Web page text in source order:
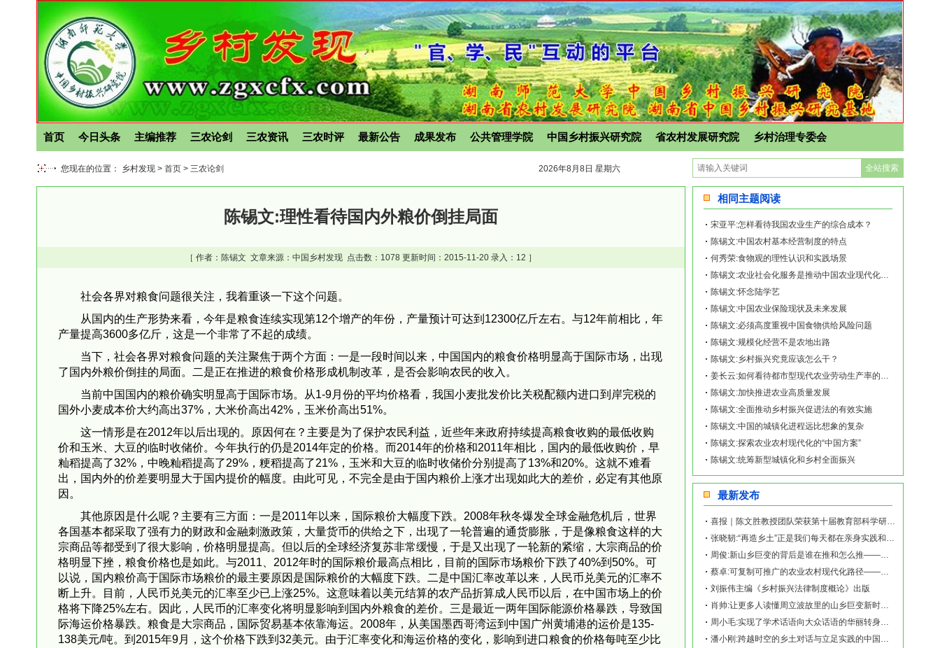
首页 今日头条 主编推荐 三农论剑 三农资讯 三农时评 最新公告 成果发布 公共管理学院 中国乡村振兴研究院 省农村发展研究院 乡村治理专委会
您现在的位置： 乡村发现 > 首页 > 三农论剑 2026年8月8日 星期六
陈锡文:理性看待国内外粮价倒挂局面
［ 作者： 陈锡文 文章来源：中国乡村发现 点击数： 1078 更新时间：2015-11-20 录入：12 ］
社会各界对粮食问题很关注，我着重谈一下这个问题。
从国内的生产形势来看，今年是粮食连续实现第12个增产的年份，产量预计可达到12300亿斤左右。与12年前相比，年
产量提高3600多亿斤，这是一个非常了不起的成绩。
当下，社会各界对粮食问题的关注聚焦于两个方面：一是一段时间以来，中国国内的粮食价格明显高于国际市场，出现
了国内外粮价倒挂的局面。二是正在推进的粮食价格形成机制改革，是否会影响农民的收入。
当前中国国内的粮价确实明显高于国际市场。从1-9月份的平均价格看，我国小麦批发价比关税配额内进口到岸完税的
国外小麦成本价大约高出37%，大米价高出42%，玉米价高出51%。
这一情形是在2012年以后出现的。原因何在？主要是为了保护农民利益，近些年来政府持续提高粮食收购的最低收购
价和玉米、大豆的临时收储价。今年执行的仍是2014年定的价格。而2014年的价格和2011年相比，国内的最低收购价，早
籼稻提高了32%，中晚籼稻提高了29%，粳稻提高了21%，玉米和大豆的临时收储价分别提高了13%和20%。这就不难看
出，国内外的价差要明显大于国内提价的幅度。由此可见，不完全是由于国内粮价上涨才出现如此大的差价，必定有其他原
因。
其他原因是什么呢？主要有三方面：一是2011年以来，国际粮价大幅度下跌。2008年秋冬爆发全球金融危机后，世界
各国基本都采取了强有力的财政和金融刺激政策，大量货币的供给之下，出现了一轮普遍的通货膨胀，于是像粮食这样的大
宗商品等都受到了很大影响，价格明显提高。但以后的全球经济复苏非常缓慢，于是又出现了一轮新的紧缩，大宗商品的价
格明显下挫，粮食价格也是如此。与2011、2012年时的国际粮价最高点相比，目前的国际市场粮价下跌了40%到50%。可
以说，国内粮价高于国际市场粮价的最主要原因是国际粮价的大幅度下跌。二是中国汇率改革以来，人民币兑美元的汇率不
断上升。目前，人民币兑美元的汇率至少已上涨25%。这意味着以美元结算的农产品折算成人民币以后，在中国市场上的价
格将下降25%左右。因此，人民币的汇率变化将明显影响到国内外粮食的差价。三是最近一两年国际能源价格暴跌，导致国
际海运价格暴跌。粮食是大宗商品，国际贸易基本依靠海运。2008年，从美国墨西哥湾运到中国广州黄埔港的运价是135-
138美元/吨。到2015年9月，这个价格下跌到32美元。由于汇率变化和海运价格的变化，影响到进口粮食的价格每吨至少比
相同主题阅读
宋亚平:怎样看待我国农业生产的综合成本？
陈锡文:中国农村基本经营制度的特点
何秀荣:食物观的理性认识和实践场景
陈锡文:农业社会化服务是推动中国农业现代化的关键力量
陈锡文:怀念陆学艺
陈锡文:中国农业保险现状及未来发展
陈锡文:必须高度重视中国食物供给风险问题
陈锡文:规模化经营不是农地出路
陈锡文:乡村振兴究竟应该怎么干？
姜长云:如何看待都市型现代农业劳动生产率的特殊性——以北京市为例
陈锡文:加快推进农业高质量发展
陈锡文:全面推动乡村振兴促进法的有效实施
陈锡文:中国的城镇化进程远比想象的复杂
陈锡文:探索农业农村现代化的“中国方案”
陈锡文:统筹新型城镇化和乡村全面振兴
最新发布
喜报｜陈文胜教授团队荣获第十届教育部科学研究优秀成果奖（人文社会科学）
张晓韧:“再造乡土”正是我们每天都在亲身实践和探索的事业——《再造乡土:历史坐标地的
周俊:新山乡巨变的背后是谁在推和怎么推——《再造乡土:历史坐标地的新山乡巨变》新书发
蔡卓:可复制可推广的农业农村现代化路径——《再造乡土:历史坐标地的新山乡巨变》新书发
刘振伟主编《乡村振兴法律制度概论》出版
肖帅:让更多人读懂周立波故里的山乡巨变新时代故事——《再造乡土:历史坐标地的新山乡巨
周小毛:实现了学术话语向大众话语的华丽转身——《再造乡土:历史坐标地的新山乡巨变》新
潘小刚:跨越时空的乡土对话与立足实践的中国故事——《再造乡土:历史坐标地的新山乡巨变